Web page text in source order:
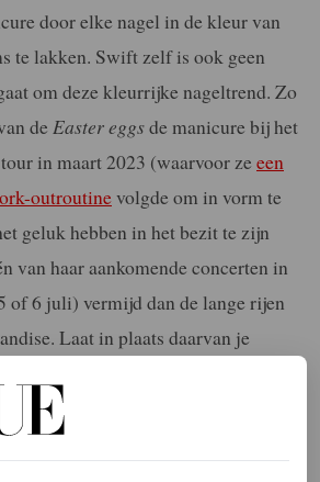
door elke nagel in de kleur van
te lakken. Swift zelf is ook geen
om deze kleurrijke nageltrend. Zo
de Easter eggsde manicure bij het
in maart 2023 (waarvoor ze een
outroutinevolgde om in vorm te
geluk hebben in het bezit te zijn
van haar aankomende concerten in
of 6 juli) vermijd dan de lange rijen
Laat in plaats daarvan je